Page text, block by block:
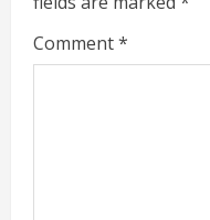
e
a
Comment*